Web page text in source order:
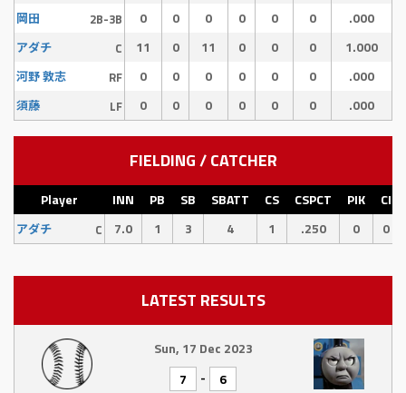
岡田 2B-3B 0 0 0 0 0 0 .000
アダチ C 11 0 11 0 0 0 1.000
河野 敦志 RF 0 0 0 0 0 0 .000
須藤 LF 0 0 0 0 0 0 .000
FIELDING / CATCHER
Player INN PB SB SBATT CS CSPCT PIK CI
アダチ C 7.0 1 3 4 1 .250 0 0
LATEST RESULTS
Sun, 17 Dec 2023
7
- 6